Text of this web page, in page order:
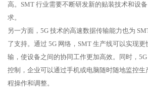
高。SMT 行业需要不断研发新的贴装技术和设
求。
另一方面，5G 技术的高速数据传输能力也为
了支持。通过 5G 网络，SMT 生产线可以实现
输，使设备之间的协同工作更加高效。同时，
控制，企业可以通过手机或电脑随时随地监控
程操作和调整。